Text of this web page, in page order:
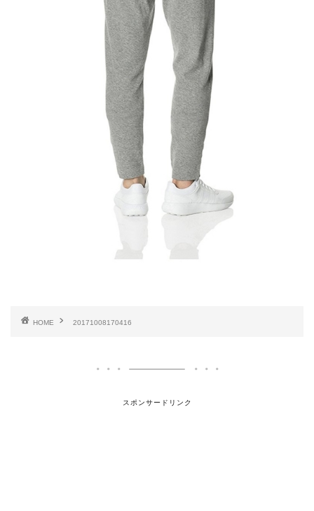
HOME 20171008170416
スポンサードリンク